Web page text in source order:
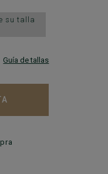
su talla
Guía de tallas